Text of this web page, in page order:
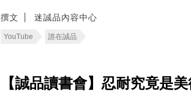
撰文 迷誠品內容中心
YouTube 誰在誠品
【誠品讀書會】忍耐究竟是